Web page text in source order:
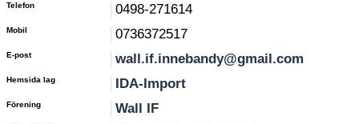
Telefon 0498-271614
Mobil 0736372517
E-post wall.if.innebandy@gmail.com
Hemsida lag IDA-Import
Förening Wall IF